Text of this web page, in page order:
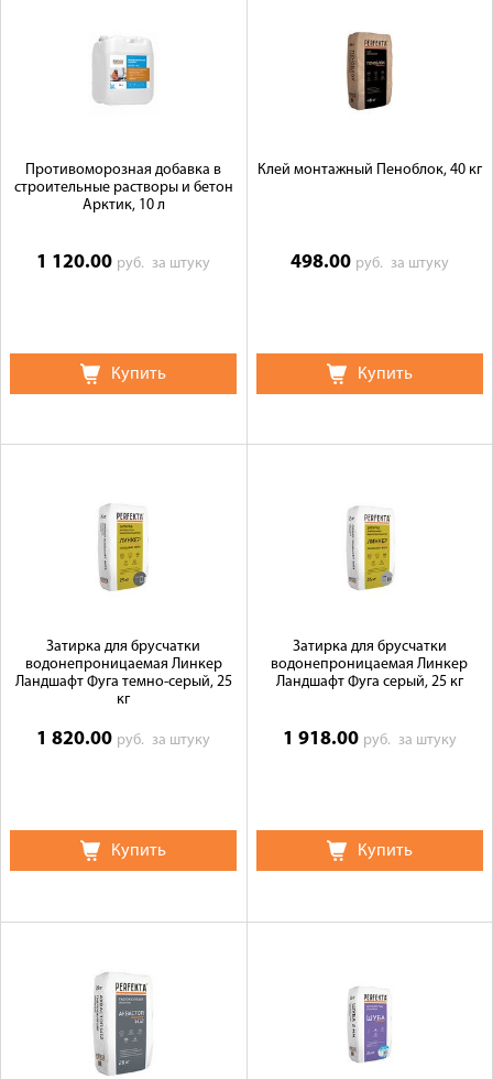
Сотрудничество
Галерея объектов
Противоморозная добавка в
строительные растворы и бетон
Арктик, 10 л
1 120.00 руб.за штуку
Купить
Клей монтажный Пеноблок, 40 кг
498.00 руб. за штуку
Купить
Затирка для брусчатки
водонепроницаемая Линкер
Ландшафт Фуга темно-серый, 25
кг
1 820.00 руб.за штуку
Купить
Затирка для брусчатки
водонепроницаемая Линкер
Ландшафт Фуга серый, 25 кг
1 918.00 руб. за штуку
Купить